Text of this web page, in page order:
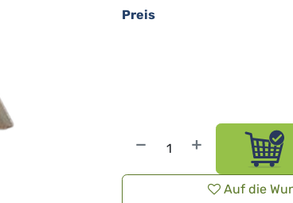
Auf die
Preis